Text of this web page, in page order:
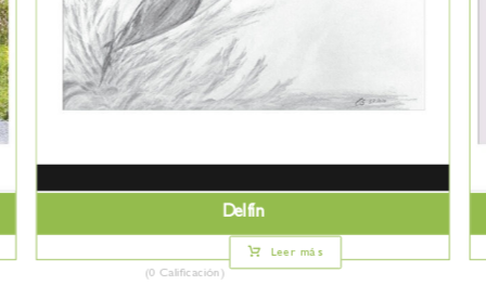
Delfín
(0 Calificación)
Leer más